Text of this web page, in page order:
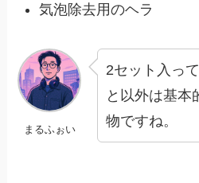
気泡除去用のヘラ
まるふぉい
2セット入っ
と以外は基本
物ですね。